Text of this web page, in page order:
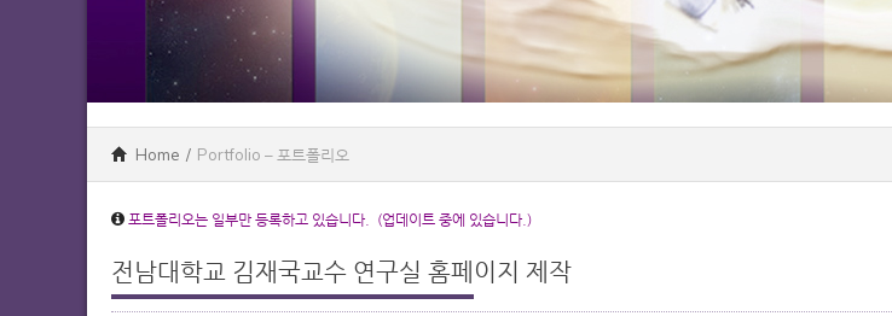
Home / Portfolio – 포트폴리오
포트폴리오는 일부만 등록하고 있습니다. (업데이트 중에 있습니다.)
전남대학교 김재국교수 연구실 홈페이지 제작